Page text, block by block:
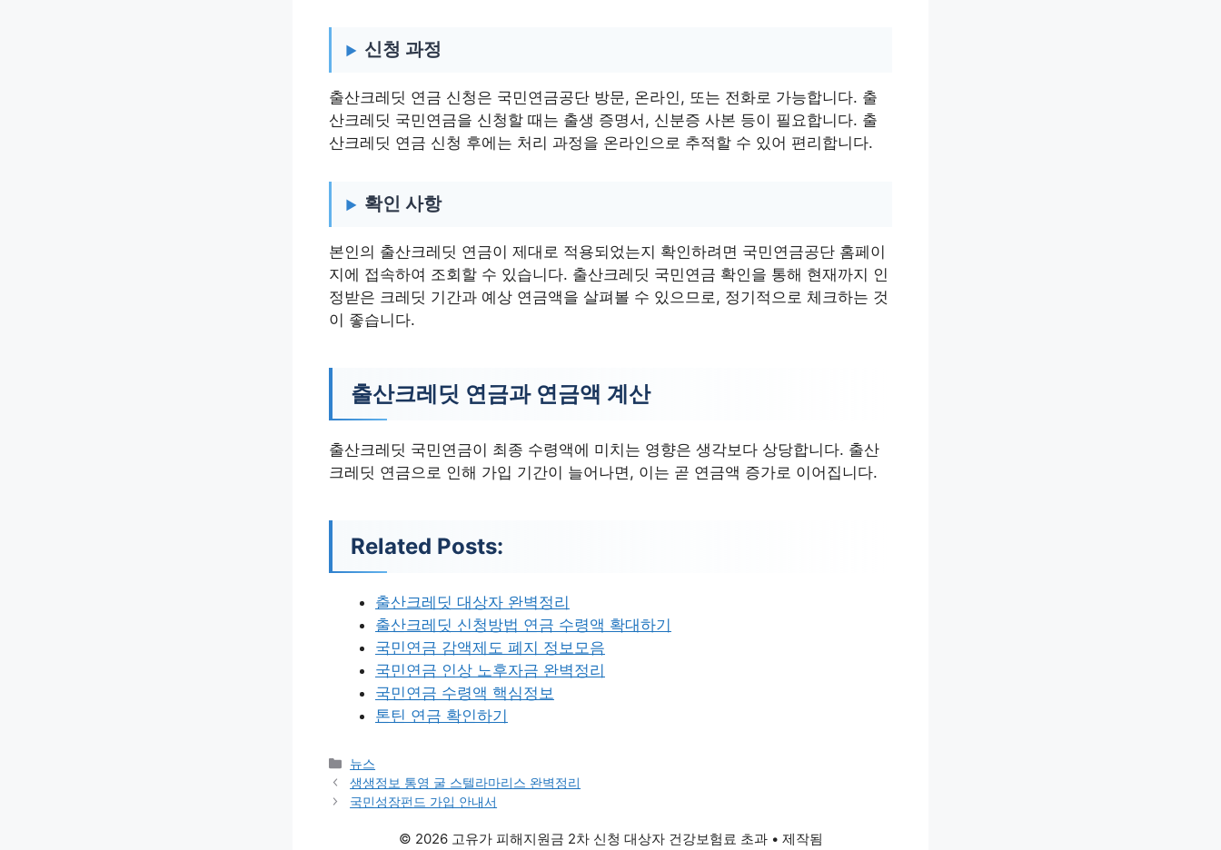
신청 과정
출산크레딧 연금 신청은 국민연금공단 방문, 온라인, 또는 전화로 가능합니다. 출
산크레딧 국민연금을 신청할 때는 출생 증명서, 신분증 사본 등이 필요합니다. 출
산크레딧 연금 신청 후에는 처리 과정을 온라인으로 추적할 수 있어 편리합니다.
확인 사항
본인의 출산크레딧 연금이 제대로 적용되었는지 확인하려면 국민연금공단 홈페이
지에 접속하여 조회할 수 있습니다. 출산크레딧 국민연금 확인을 통해 현재까지 인
정받은 크레딧 기간과 예상 연금액을 살펴볼 수 있으므로, 정기적으로 체크하는 것
이 좋습니다.
출산크레딧 연금과 연금액 계산
출산크레딧 국민연금이 최종 수령액에 미치는 영향은 생각보다 상당합니다. 출산
크레딧 연금으로 인해 가입 기간이 늘어나면, 이는 곧 연금액 증가로 이어집니다.
Related Posts:
출산크레딧 대상자 완벽정리
출산크레딧 신청방법 연금 수령액 확대하기
국민연금 감액제도 폐지 정보모음
국민연금 인상 노후자금 완벽정리
국민연금 수령액 핵심정보
톤틴 연금 확인하기
카
테
고
뉴스
생생정보 통영 굴 스텔라마리스 완벽정리
국민성장펀드 가입 안내서
© 2026 고유가 피해지원금 2차 신청 대상자 건강보험료 초과• 제작됨